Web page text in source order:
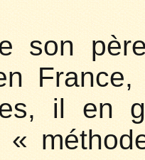
son
il en
«